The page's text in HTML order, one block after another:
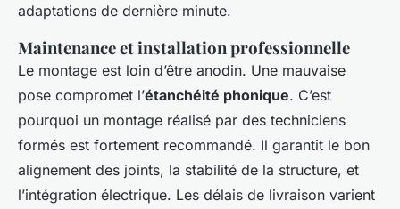
adaptations de dernière minute.
Maintenance et installation professionnelle
Le montage est loin d’être anodin. Une mauvaise
pose compromet l’étanchéité phonique. C’est
pourquoi un montage réalisé par des techniciens
formés est fortement recommandé. Il garantit le bon
alignement des joints, la stabilité de la structure, et
l’intégration électrique. Les délais de livraison varient